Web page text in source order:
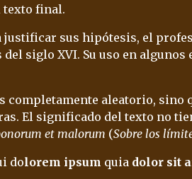
texto final.
justificar sus hipótesis, el
siglo XVI. Su uso en algunos
completamente aleatorio, sino
El significado del texto no
et malorum (Sobre los
dolorem ipsum quia dolor sit